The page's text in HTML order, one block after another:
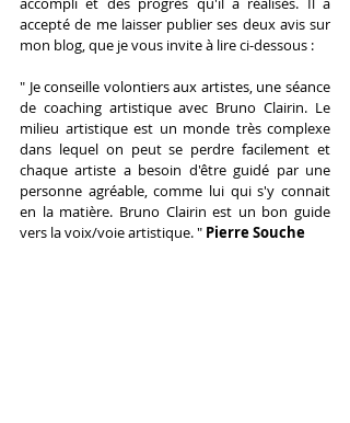
accepté de me laisser publier ses deux avis sur
mon blog, que je vous invite à lire ci-dessous :
" Je conseille volontiers aux artistes, une séance
de coaching artistique avec Bruno Clairin. Le
milieu artistique est un monde très complexe
dans lequel on peut se perdre facilement et
chaque artiste a besoin d'être guidé par une
personne agréable, comme lui qui s'y connait
en la matière. Bruno Clairin est un bon guide
vers la voix/voie artistique. " Pierre Souche